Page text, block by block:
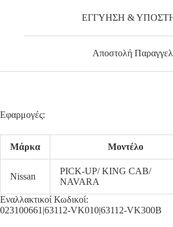
ΕΓΓΥΗΣΗ &
Αποστολή
Εφαρμογές:
Μάρκα Μοντέλο
Nissan
PICK-UP/ KING CAB/
NAVARA
Εναλλακτικοί Κωδικοί:
023100661|63112-VK010|63112-VK300B